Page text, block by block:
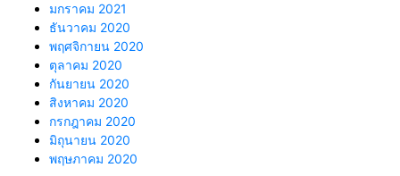
มกราคม 2021
ธันวาคม 2020
พฤศจิกายน 2020
ตุลาคม 2020
กันยายน 2020
สิงหาคม 2020
กรกฎาคม 2020
มิถุนายน 2020
พฤษภาคม 2020